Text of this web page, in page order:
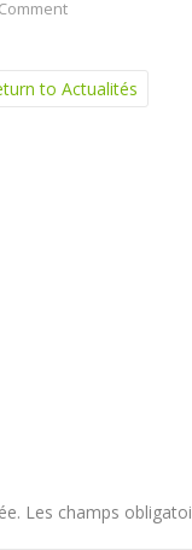
to Actualités
Les champs